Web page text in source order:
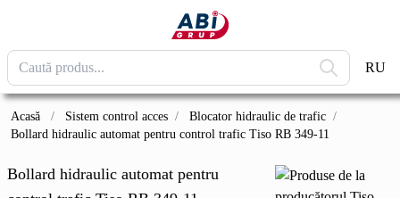
RU
Acasă / Sistem control acces / Blocator hidraulic de trafic /
Bollard hidraulic automat pentru control trafic Tiso RB 349-11
Bollard hidraulic automat pentru